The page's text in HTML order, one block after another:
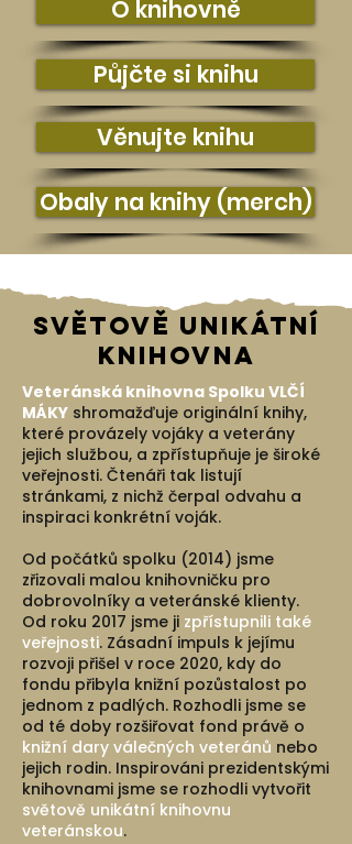
O knihovně
Půjčte si knihu
Věnujte knihu
Obaly na knihy (merch)
světově unikátní
knihovna
Veteránská knihovna Spolku VLČÍ
MÁKY shromažďuje originální knihy,
které provázely vojáky a veterány
jejich službou, a zpřístupňuje je široké
veřejnosti. Čtenáři tak listují
stránkami, z nichž čerpal odvahu a
inspiraci konkrétní voják.
Od počátků spolku (2014) jsme
zřizovali malou knihovničku pro
dobrovolníky a veteránské klienty.
Od roku 2017 jsme ji zpřístupnili také
veřejnosti. Zásadní impuls k jejímu
rozvoji přišel v roce 2020, kdy do
fondu přibyla knižní pozůstalost po
jednom z padlých. Rozhodli jsme se
od té doby rozšiřovat fond právě o
knižní dary válečných veteránů nebo
jejich rodin. Inspirováni prezidentskými
knihovnami jsme se rozhodli vytvořit
světově unikátní knihovnu
veteránskou.